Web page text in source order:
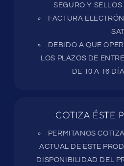
SEGURO Y SELLOS
FACTURA
DEBIDO A QUE
LOS PLAZOS DE
DE 10 A 16
COTIZA ÉSTE
PERMITANOS
ACTUAL DE ESTE
DISPONIBILIDAD DEL